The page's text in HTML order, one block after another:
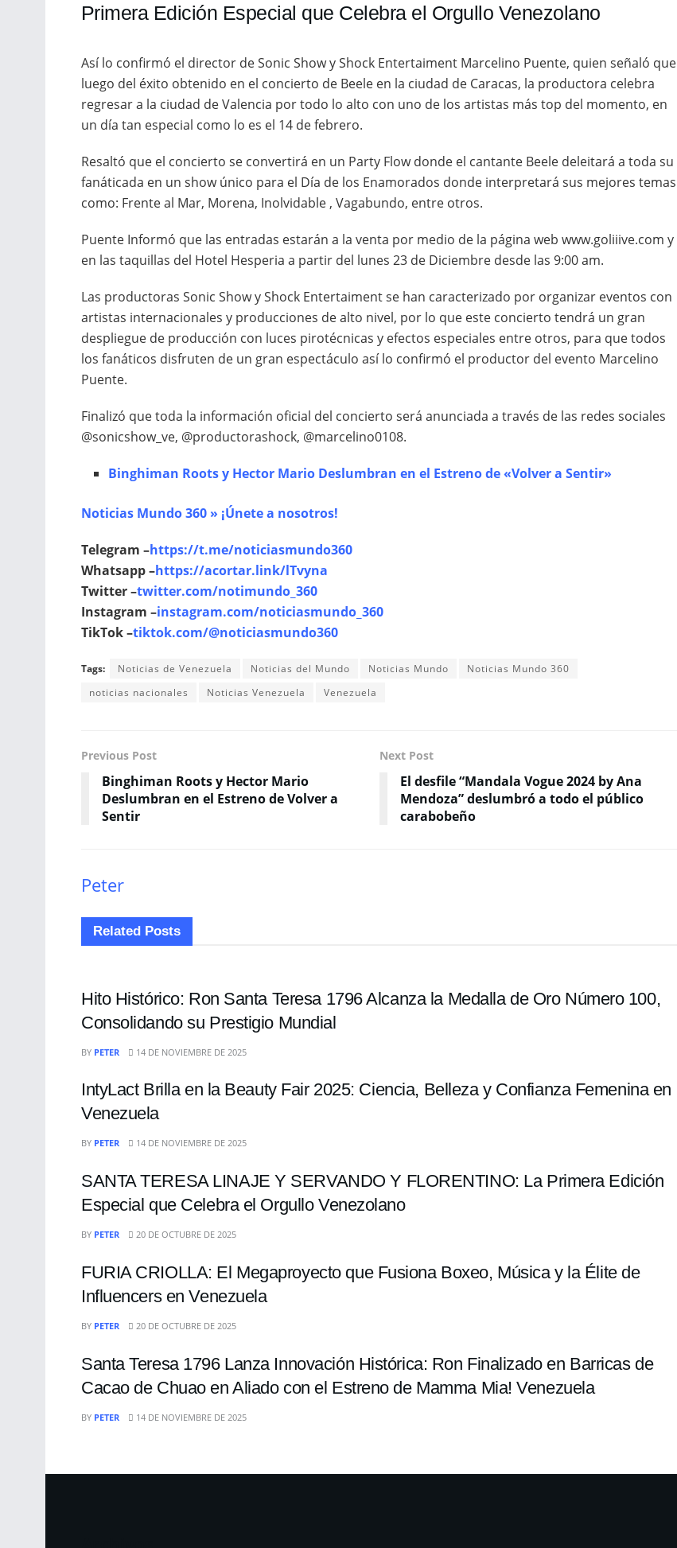
Primera Edición Especial que Celebra el Orgullo Venezolano
Así lo confirmó el director de Sonic Show y Shock Entertaiment Marcelino Puente, quien señaló que
luego del éxito obtenido en el concierto de Beele en la ciudad de Caracas, la productora celebra
regresar a la ciudad de Valencia por todo lo alto con uno de los artistas más top del momento, en
un día tan especial como lo es el 14 de febrero.
Resaltó que el concierto se convertirá en un Party Flow donde el cantante Beele deleitará a toda su
fanáticada en un show único para el Día de los Enamorados donde interpretará sus mejores temas
como: Frente al Mar, Morena, Inolvidable , Vagabundo, entre otros.
Puente Informó que las entradas estarán a la venta por medio de la página web www.goliiive.com y
en las taquillas del Hotel Hesperia a partir del lunes 23 de Diciembre desde las 9:00 am.
Las productoras Sonic Show y Shock Entertaiment se han caracterizado por organizar eventos con
artistas internacionales y producciones de alto nivel, por lo que este concierto tendrá un gran
despliegue de producción con luces pirotécnicas y efectos especiales entre otros, para que todos
los fanáticos disfruten de un gran espectáculo así lo confirmó el productor del evento Marcelino
Puente.
Finalizó que toda la información oficial del concierto será anunciada a través de las redes sociales
@sonicshow_ve, @productorashock, @marcelino0108.
Binghiman Roots y Hector Mario Deslumbran en el Estreno de «Volver a Sentir»
Noticias Mundo 360 » ¡Únete a nosotros!
Telegram –https://t.me/noticiasmundo360
Whatsapp –https://acortar.link/lTvyna
Twitter –twitter.com/notimundo_360
Instagram –instagram.com/noticiasmundo_360
TikTok –tiktok.com/@noticiasmundo360
Tags: Noticias de Venezuela Noticias del Mundo Noticias Mundo
Noticias Mundo 360
noticias nacionales
Noticias Venezuela Venezuela
Previous Post
Binghiman Roots y Hector Mario
Deslumbran en el Estreno de Volver a
Sentir
Next Post
El desfile “Mandala Vogue 2024 by Ana
Mendoza” deslumbró a todo el público
carabobeño
Peter
Related Posts
Hito Histórico: Ron Santa Teresa 1796 Alcanza la Medalla de Oro Número 100,
Consolidando su Prestigio Mundial
BY PETER 14 DE NOVIEMBRE DE 2025
IntyLact Brilla en la Beauty Fair 2025: Ciencia, Belleza y Confianza Femenina en
Venezuela
BY PETER 14 DE NOVIEMBRE DE 2025
SANTA TERESA LINAJE Y SERVANDO Y FLORENTINO: La Primera Edición
Especial que Celebra el Orgullo Venezolano
BY PETER 20 DE OCTUBRE DE 2025
FURIA CRIOLLA: El Megaproyecto que Fusiona Boxeo, Música y la Élite de
Influencers en Venezuela
BY PETER 20 DE OCTUBRE DE 2025
Santa Teresa 1796 Lanza Innovación Histórica: Ron Finalizado en Barricas de
Cacao de Chuao en Aliado con el Estreno de Mamma Mia! Venezuela
BY PETER 14 DE NOVIEMBRE DE 2025